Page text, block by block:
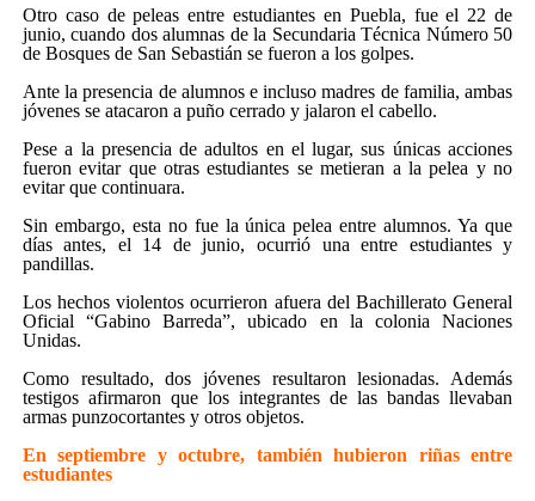
Otro caso de peleas entre estudiantes en Puebla, fue el 22 de
junio, cuando dos alumnas de la Secundaria Técnica Número 50
de Bosques de San Sebastián se fueron a los golpes.
Ante la presencia de alumnos e incluso madres de familia, ambas
jóvenes se atacaron a puño cerrado y jalaron el cabello.
Pese a la presencia de adultos en el lugar, sus únicas acciones
fueron evitar que otras estudiantes se metieran a la pelea y no
evitar que continuara.
Sin embargo, esta no fue la única pelea entre alumnos. Ya que
días antes, el 14 de junio, ocurrió una entre estudiantes y
pandillas.
Los hechos violentos ocurrieron afuera del Bachillerato General
Oficial “Gabino Barreda”, ubicado en la colonia Naciones
Unidas.
Como resultado, dos jóvenes resultaron lesionadas. Además
testigos afirmaron que los integrantes de las bandas llevaban
armas punzocortantes y otros objetos.
En septiembre y octubre, también hubieron riñas entre
estudiantes